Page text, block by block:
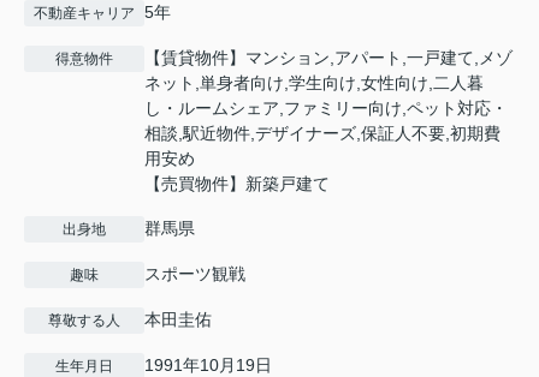
不動産キャリア 5年
得意物件
【賃貸物件】マンション,アパート,一戸建て,メゾ
ネット,単身者向け,学生向け,女性向け,二人暮
し・ルームシェア,ファミリー向け,ペット対応・
相談,駅近物件,デザイナーズ,保証人不要,初期費
用安め
【売買物件】新築戸建て
出身地 群馬県
趣味 スポーツ観戦
尊敬する人 本田圭佑
生年月日 1991年10月19日